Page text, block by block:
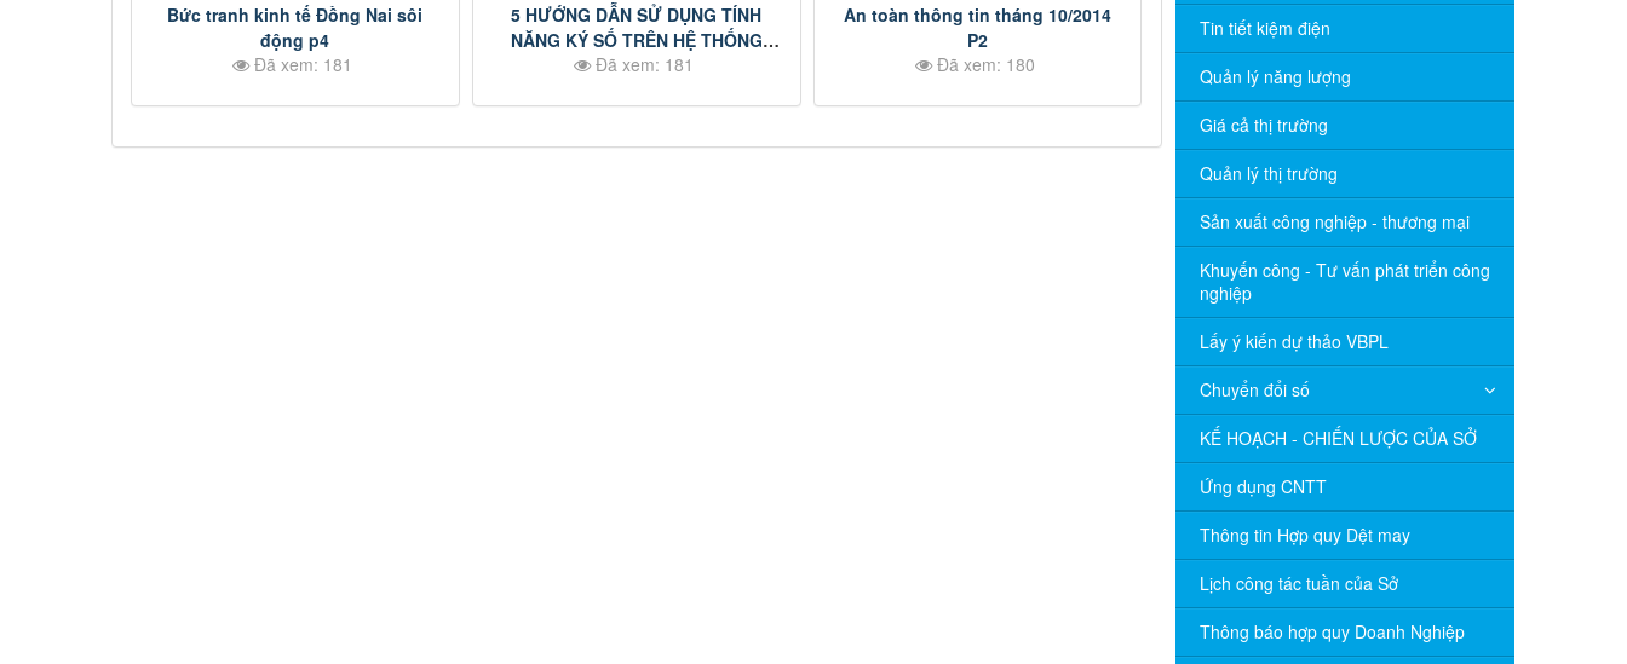
Bức tranh kinh tế Đồng Nai sôi
động p4
Đã xem: 181
5 HƯỚNG DẪN SỬ DỤNG TÍNH
NĂNG KÝ SỐ TRÊN HỆ THỐNG
THÔNG TIN BÁO CÁO CỦA VĂN
Đã xem: 181
An toàn thông tin tháng 10/2014
P2
Đã xem: 180
Tin tiết kiệm điện
Quản lý năng lượng
Giá cả thị trường
Quản lý thị trường
Sản xuất công nghiệp - thương mại
Khuyến công - Tư vấn phát triển công
nghiệp
Lấy ý kiến dự thảo VBPL
Chuyển đổi số
KẾ HOẠCH - CHIẾN LƯỢC CỦA SỞ
Ứng dụng CNTT
Thông tin Hợp quy Dệt may
Lịch công tác tuần của Sở
Thông báo hợp quy Doanh Nghiệp